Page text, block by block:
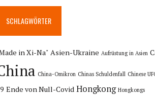
SCHLAGWÖRTER
in Xi-Na" Asien-Ukraine Aufrüstung in Asien
China-Omikron Chinas Schuldenfall Chinese
Ende von Null-Covid Hongkong Hongkongs